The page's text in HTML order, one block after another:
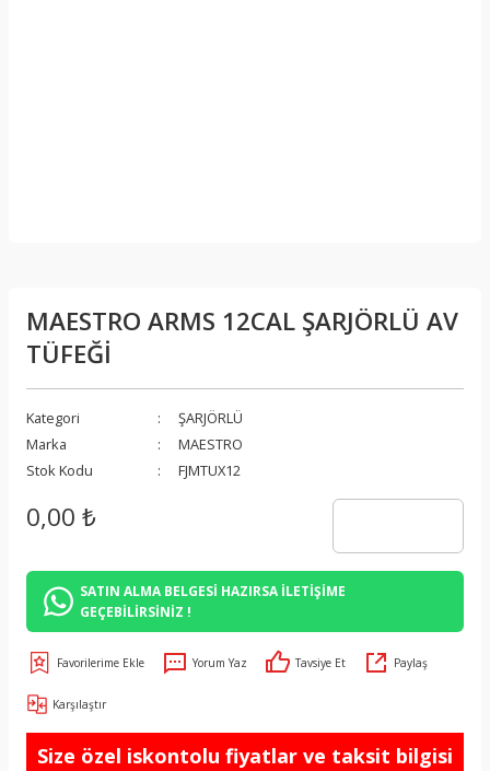
MAESTRO ARMS 12CAL ŞARJÖRLÜ AV
TÜFEĞİ
Kategori
ŞARJÖRLÜ
Marka
MAESTRO
Stok Kodu
FJMTUX12
0,00 ₺
SATIN ALMA BELGESİ HAZIRSA İLETİŞİME
GEÇEBİLİRSİNİZ !
Yorum Yaz Tavsiye Et Paylaş
Karşılaştır
Size özel iskontolu fiyatlar ve taksit bilgisi